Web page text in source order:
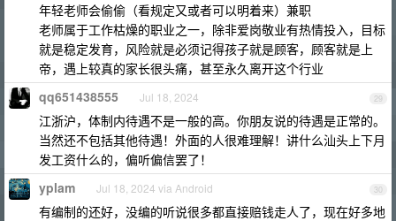
年轻老师会偷偷（看规定又或者可以明着来）兼职
老师属于工作枯燥的职业之一，除非爱岗敬业有热情投入，目标
就是稳定发育，风险就是必须记得孩子就是顾客，顾客就是上
帝，遇上较真的家长很头痛，甚至永久离开这个行业
29
qq651438555 Jul 18, 2024
江浙沪，体制内待遇不是一般的高。你朋友说的待遇是正常的。
当然还不包括其他待遇！外面的人很难理解！讲什么汕头上下月
发工资什么的，偏听偏信罢了！
30
yplam Jul 18, 2024 via Android
有编制的还好，没编的听说很多都直接赔钱走人了，现在好多地